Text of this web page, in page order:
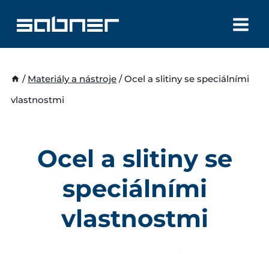
obsah
/ Materiály a nástroje / Ocel a slitiny se speciálními
vlastnostmi
Ocel a slitiny se
speciálními
vlastnostmi